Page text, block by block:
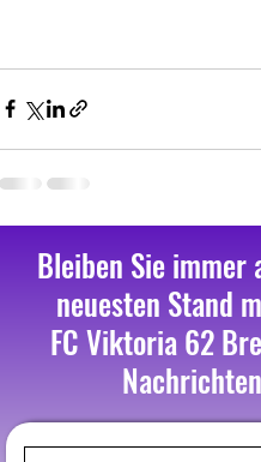
Aktuelle Beiträge
Bleiben Sie immer
neuesten Stand
FC Viktoria 62
Nachrichten